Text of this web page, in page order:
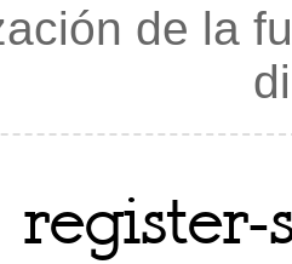
de la
register-